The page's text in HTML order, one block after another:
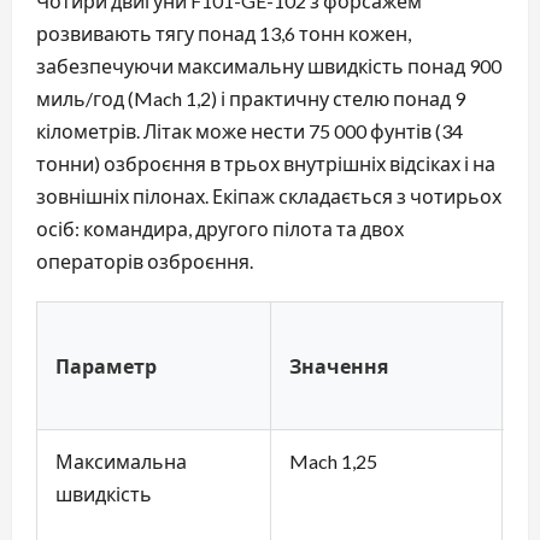
розвивають тягу понад 13,6 тонн кожен,
забезпечуючи максимальну швидкість понад 900
миль/год (Mach 1,2) і практичну стелю понад 9
кілометрів. Літак може нести 75 000 фунтів (34
тонни) озброєння в трьох внутрішніх відсіках і на
зовнішніх пілонах. Екіпаж складається з чотирьох
осіб: командира, другого пілота та двох
операторів озброєння.
Параметр Значення
Максимальна
швидкість
Mach 1,25